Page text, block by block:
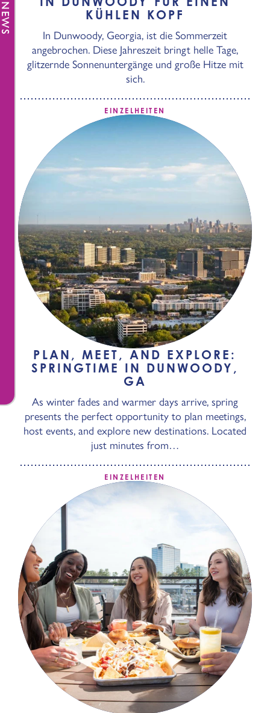
KÜHLEN KOPF
In Dunwoody, Georgia, ist die Sommerzeit
angebrochen. Diese Jahreszeit bringt helle Tage,
glitzernde Sonnenuntergänge und große Hitze mit
sich.
EINZELHEITEN
PLAN, MEET, AND EXPLORE:
SPRINGTIME IN DUNWOODY,
GA
As winter fades and warmer days arrive, spring
presents the perfect opportunity to plan meetings,
host events, and explore new destinations. Located
just minutes from…
EINZELHEITEN